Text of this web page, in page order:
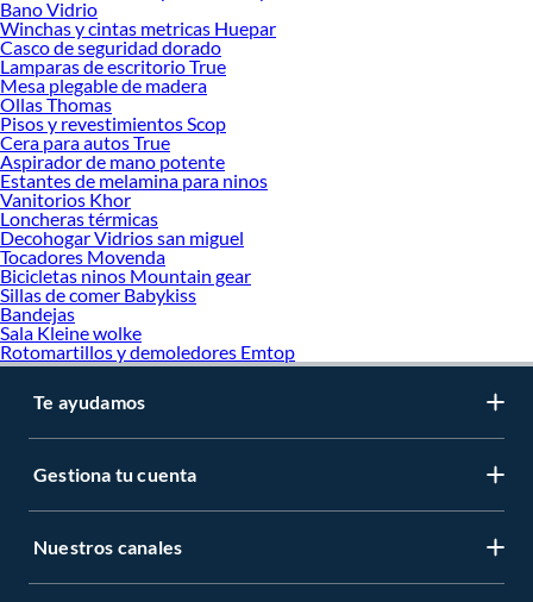
Bano Vidrio
Winchas y cintas metricas Huepar
Casco de seguridad dorado
Lamparas de escritorio True
Mesa plegable de madera
Ollas Thomas
Pisos y revestimientos Scop
Cera para autos True
Aspirador de mano potente
Estantes de melamina para ninos
Vanitorios Khor
Loncheras térmicas
Decohogar Vidrios san miguel
Tocadores Movenda
Bicicletas ninos Mountain gear
Sillas de comer Babykiss
Bandejas
Sala Kleine wolke
Rotomartillos y demoledores Emtop
Te ayudamos
Gestiona tu cuenta
Nuestros canales